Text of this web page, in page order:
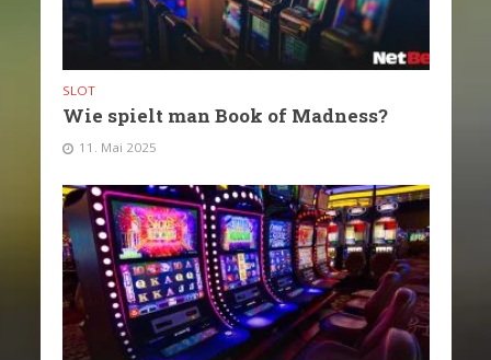
SLOT
Wie spielt man Book of Madness?
11. Mai 2025